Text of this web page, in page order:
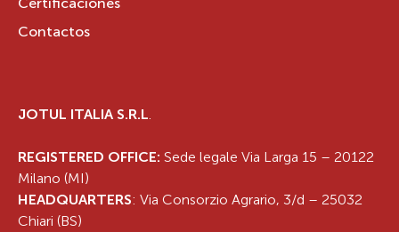
Certificaciones
Contactos
JOTUL ITALIA S.R.L
REGISTERED OFFICE: Sede legale Via Larga 15 – 20122
Milano (MI)
HEADQUARTERS: Via Consorzio Agrario, 3/d – 25032
Chiari (BS)